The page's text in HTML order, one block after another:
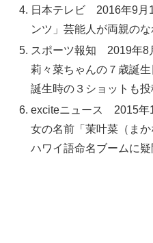
日本テレビ 2016年9月
ンツ」芸能人が両親の
スポーツ報知 2019年8
莉々菜ちゃんの７歳誕
誕生時の３ショットも投
exciteニュース 2015
女の名前「茉叶菜（ま
ハワイ語命名ブームに疑